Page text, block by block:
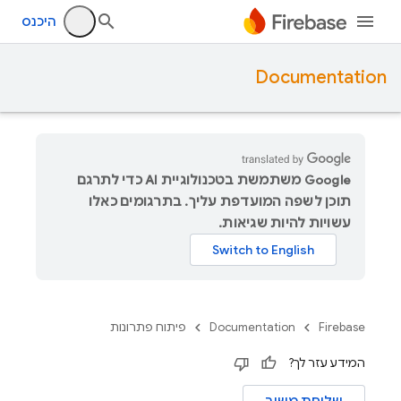
היכנס
Documentation
‫Google משתמשת בטכנולוגיית AI כדי לתרגם
תוכן לשפה המועדפת עליך. בתרגומים כאלו
עשויות להיות שגיאות.
Firebase
Documentation פיתוח פתרונות
המידע עזר לך?